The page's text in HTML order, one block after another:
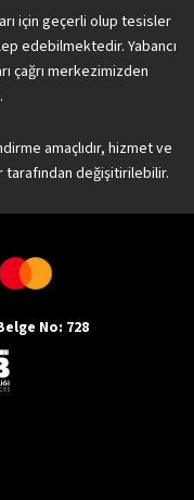
için geçerli olup tesisler
edebilmektedir. Yabancı
çağrı merkezimizden
amaçlıdır, hizmet ve
değişitirilebilir.
No: 728